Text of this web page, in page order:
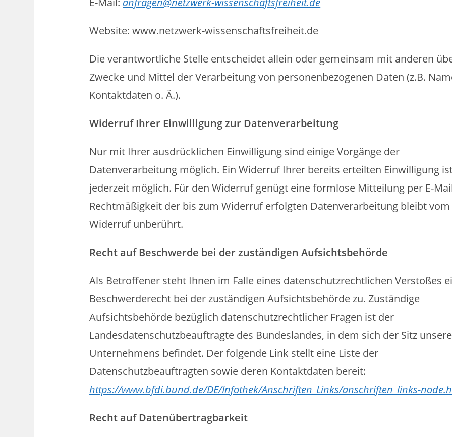
Website: www.netzwerk-wissenschaftsfreiheit.de
Die verantwortliche Stelle entscheidet allein oder gemeinsam mit anderen
Zwecke und Mittel der Verarbeitung von personenbezogenen Daten (z.B.
Kontaktdaten o. Ä.).
Widerruf Ihrer Einwilligung zur Datenverarbeitung
Nur mit Ihrer ausdrücklichen Einwilligung sind einige Vorgänge der
Datenverarbeitung möglich. Ein Widerruf Ihrer bereits erteilten Einwilligung
jederzeit möglich. Für den Widerruf genügt eine formlose Mitteilung per E-
Rechtmäßigkeit der bis zum Widerruf erfolgten Datenverarbeitung bleibt vom
Widerruf unberührt.
Recht auf Beschwerde bei der zuständigen Aufsichtsbehörde
Als Betroffener steht Ihnen im Falle eines datenschutzrechtlichen Verstoßes
Beschwerderecht bei der zuständigen Aufsichtsbehörde zu. Zuständige
Aufsichtsbehörde bezüglich datenschutzrechtlicher Fragen ist der
Landesdatenschutzbeauftragte des Bundeslandes, in dem sich der Sitz
Unternehmens befindet. Der folgende Link stellt eine Liste der
Datenschutzbeauftragten sowie deren Kontaktdaten bereit:
https://www.bfdi.bund.de/DE/Infothek/Anschriften_Links/anschriften_links-
Recht auf Datenübertragbarkeit